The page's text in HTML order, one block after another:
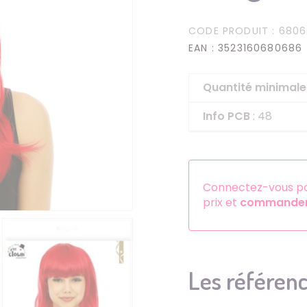
Sets d'accessoires
CODE PRODUIT :
EAN : 3523160680686
Quantité
Info PCB : 48
Connectez-vous
prix et
Les